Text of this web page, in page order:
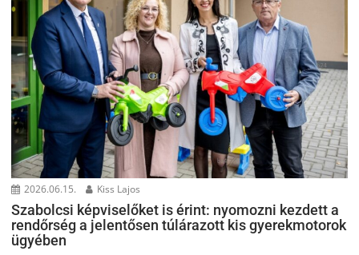
2026.06.15. Kiss Lajos
Szabolcsi képviselőket is érint: nyomozni kezdett a
rendőrség a jelentősen túlárazott kis gyerekmotorok
ügyében